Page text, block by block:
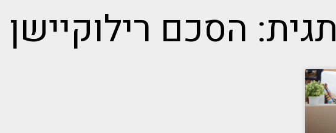
תגית: הסכם רילוקיישן